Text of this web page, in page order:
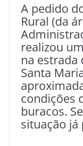
A pedido
Rural (da
realizou
na estrada
Santa
condições
buracos.
situação já